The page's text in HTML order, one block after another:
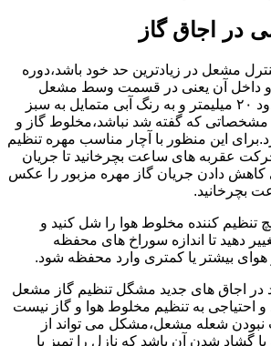
در اجاق گاز
مشعل در زیادترین حد خود باشد،دوره
و داخل آن یعنی در قسمت وسط مشعل
ارتفاع شعله باید در حدود ۲۰ میلیمتر و به رنگ آبی متمایل به سبز
مشخصاتی که گفته شد نباشد،مخلوط گاز و
این منظور با آچار مناسب مهره تنظیم
عقربه های ساعت بچرخانید تا جریان
کاهش دادن جریان گاز مهره مزبور را عکس
بچرخانید.
تنظیم کننده مخلوط هوا را شل کنید و
دهید تا اندازه سوراخ های محفظه
بیشتر یا کمتری وارد محفظه شود.
اجاق های جدید مشگل تنظیم گاز مشعل
و احتیاجی به تنظیم مخلوط هوا و گاز نیست
شعله مشعل،مشکل می تواند از
گشاد شدن آن باشد که نازل را تمیز یا